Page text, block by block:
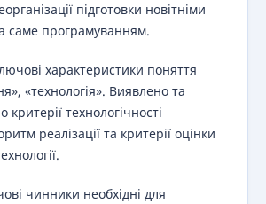
підготовки новітніми
саме програмуванням.
характеристики поняття
«технологія». Виявлено та
критерії технологічності
реалізації та критерії оцінки
чинники необхідні для